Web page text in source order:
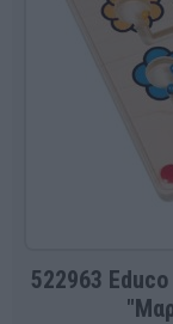
522963